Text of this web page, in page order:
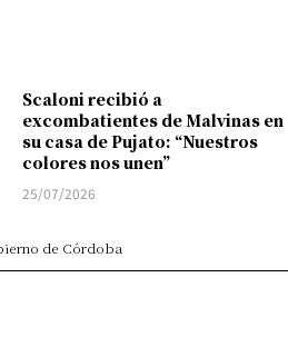
Scaloni recibió a
excombatientes de Malvinas en
su casa de Pujato: “Nuestros
colores nos unen”
25/07/2026
de Córdoba